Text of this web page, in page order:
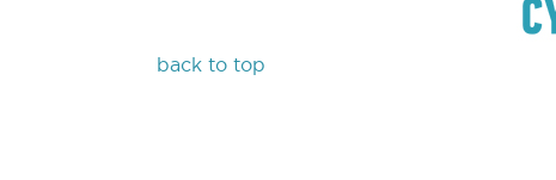
back to top